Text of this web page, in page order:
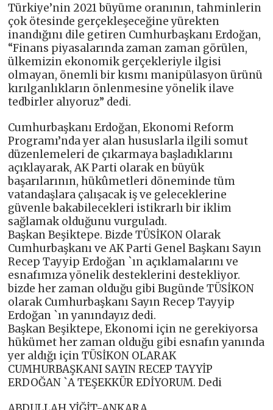
Türkiye’nin 2021 büyüme oranının, tahminlerin
çok ötesinde gerçekleşeceğine yürekten
inandığını dile getiren Cumhurbaşkanı Erdoğan,
“Finans piyasalarında zaman zaman görülen,
ülkemizin ekonomik gerçekleriyle ilgisi
olmayan, önemli bir kısmı manipülasyon ürünü
kırılganlıkların önlenmesine yönelik ilave
tedbirler alıyoruz” dedi.
Cumhurbaşkanı Erdoğan, Ekonomi Reform
Programı’nda yer alan hususlarla ilgili somut
düzenlemeleri de çıkarmaya başladıklarını
açıklayarak, AK Parti olarak en büyük
başarılarının, hükûmetleri döneminde tüm
vatandaşlara çalışacak iş ve geleceklerine
güvenle bakabilecekleri istikrarlı bir iklim
sağlamak olduğunu vurguladı.
Başkan Beşiktepe. Bizde TÜSİKON Olarak
Cumhurbaşkanı ve AK Parti Genel Başkanı Sayın
Recep Tayyip Erdoğan `ın açıklamalarını ve
esnafımıza yönelik desteklerini destekliyor.
bizde her zaman olduğu gibi Bugünde TÜSİKON
olarak Cumhurbaşkanı Sayın Recep Tayyip
Erdoğan `ın yanındayız dedi.
Başkan Beşiktepe, Ekonomi için ne gerekiyorsa
hükümet her zaman olduğu gibi esnafın yanında
yer aldığı için TÜSİKON OLARAK
CUMHURBAŞKANI SAYIN RECEP TAYYİP
ERDOĞAN `A TEŞEKKÜR EDİYORUM. Dedi